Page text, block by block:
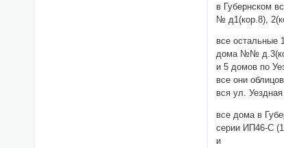
в Губернском
№ д1(кор.8),
все остальные
дома №№
и 5 домов по
все они
вся ул.
все дома в
серии ИП46-С
и